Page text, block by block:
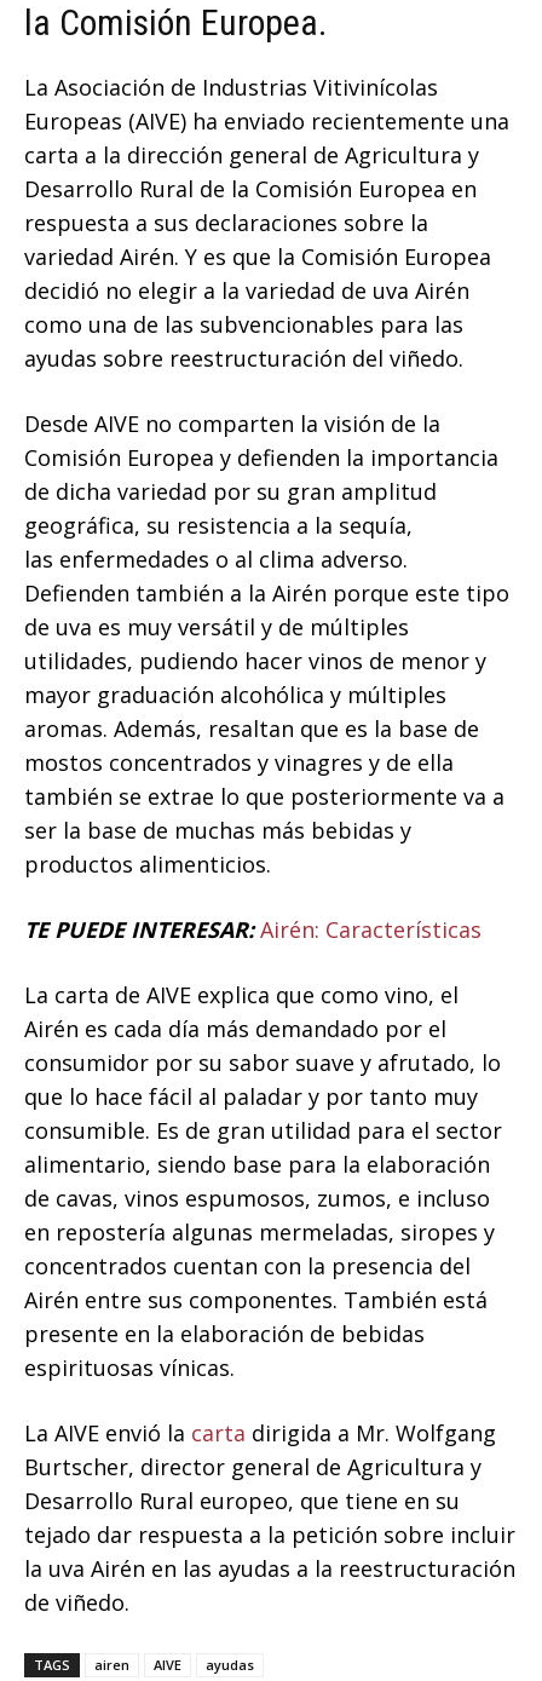
la Comisión Europea.
La Asociación de Industrias Vitivinícolas
Europeas (AIVE) ha enviado recientemente una
carta a la dirección general de Agricultura y
Desarrollo Rural de la Comisión Europea en
respuesta a sus declaraciones sobre la
variedad Airén. Y es que la Comisión Europea
decidió no elegir a la variedad de uva Airén
como una de las subvencionables para las
ayudas sobre reestructuración del viñedo.
Desde AIVE no comparten la visión de la
Comisión Europea y defienden la importancia
de dicha variedad por su gran amplitud
geográfica, su resistencia a la sequía,
las enfermedades o al clima adverso.
Defienden también a la Airén porque este tipo
de uva es muy versátil y de múltiples
utilidades, pudiendo hacer vinos de menor y
mayor graduación alcohólica y múltiples
aromas. Además, resaltan que es la base de
mostos concentrados y vinagres y de ella
también se extrae lo que posteriormente va a
ser la base de muchas más bebidas y
productos alimenticios.
TE PUEDE INTERESAR: Airén: Características
La carta de AIVE explica que como vino, el
Airén es cada día más demandado por el
consumidor por su sabor suave y afrutado, lo
que lo hace fácil al paladar y por tanto muy
consumible. Es de gran utilidad para el sector
alimentario, siendo base para la elaboración
de cavas, vinos espumosos, zumos, e incluso
en repostería algunas mermeladas, siropes y
concentrados cuentan con la presencia del
Airén entre sus componentes. También está
presente en la elaboración de bebidas
espirituosas vínicas.
La AIVE envió la carta dirigida a Mr. Wolfgang
Burtscher, director general de Agricultura y
Desarrollo Rural europeo, que tiene en su
tejado dar respuesta a la petición sobre incluir
la uva Airén en las ayudas a la reestructuración
de viñedo.
TAGS airen AIVE ayudas